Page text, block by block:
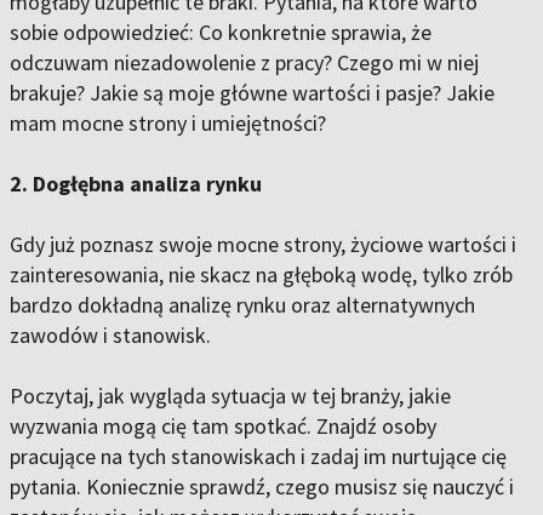
sobie odpowiedzieć: Co konkretnie sprawia, że
odczuwam niezadowolenie z pracy? Czego mi w niej
brakuje? Jakie są moje główne wartości i pasje? Jakie
mam mocne strony i umiejętności?
2. Dogłębna analiza rynku
Gdy już poznasz swoje mocne strony, życiowe wartości i
zainteresowania, nie skacz na głęboką wodę, tylko zrób
bardzo dokładną analizę rynku oraz alternatywnych
zawodów i stanowisk.
Poczytaj, jak wygląda sytuacja w tej branży, jakie
wyzwania mogą cię tam spotkać. Znajdź osoby
pracujące na tych stanowiskach i zadaj im nurtujące cię
pytania. Koniecznie sprawdź, czego musisz się nauczyć i